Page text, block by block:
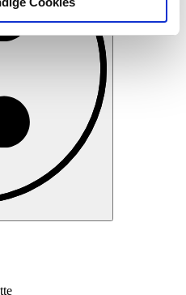
an unsere Partner für
Analysen weiter. Unsere
möglicherweise mit
Sie ihnen bereitgestellt
Ihrer Nutzung der Dienste